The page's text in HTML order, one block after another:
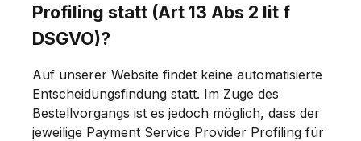
Profiling statt (Art 13 Abs 2 lit f
DSGVO)?
Auf unserer Website findet keine automatisierte
Entscheidungsfindung statt. Im Zuge des
Bestellvorgangs ist es jedoch möglich, dass der
jeweilige Payment Service Provider Profiling für